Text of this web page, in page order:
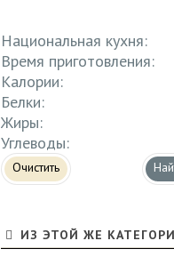
Национальная кухня:
Время приготовления:
Калории:
Белки:
Жиры:
Углеводы:
Очистить
ИЗ ЭТОЙ ЖЕ